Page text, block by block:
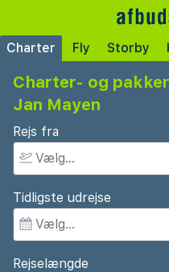
Charter Fly Storby
Charter- og
Jan Mayen
Rejs fra
Tidligste udrejse
Rejselængde